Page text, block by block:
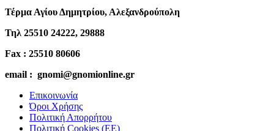
Τέρμα Αγίου Δημητρίου, Αλεξανδρούπολη
Τηλ 25510 24222, 29888
Fax : 25510 80606
email : gnomi@gnomionline.gr
Επικοινωνία
Όροι Χρήσης
Πολιτική Απορρήτου
Πολιτική Cookies (ΕΕ)